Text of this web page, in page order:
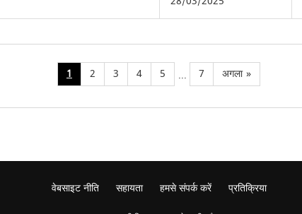
1 2 3 4 5 ... 7 अगला »
वेबसाइट नीति सहायता हमसे संपर्क करें प्रतिक्रिया